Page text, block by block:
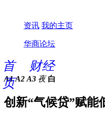
资讯 我的主页
华商论坛
首
页
财经
A1 A2 A3 夜 白
创新“气候贷”赋能